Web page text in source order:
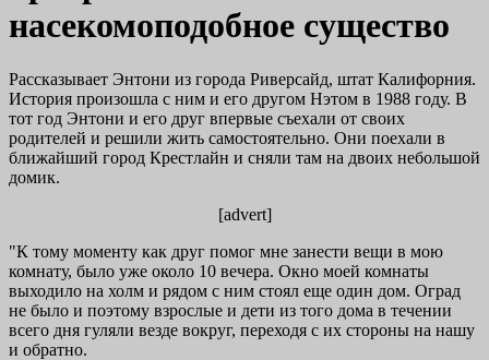
насекомоподобное существо
Рассказывает Энтони из города Риверсайд, штат Калифорния.
История произошла с ним и его другом Нэтом в 1988 году. В
тот год Энтони и его друг впервые съехали от своих
родителей и решили жить самостоятельно. Они поехали в
ближайший город Крестлайн и сняли там на двоих небольшой
домик.
[advert]
"К тому моменту как друг помог мне занести вещи в мою
комнату, было уже около 10 вечера. Окно моей комнаты
выходило на холм и рядом с ним стоял еще один дом. Оград
не было и поэтому взрослые и дети из того дома в течении
всего дня гуляли везде вокруг, переходя с их стороны на нашу
и обратно.